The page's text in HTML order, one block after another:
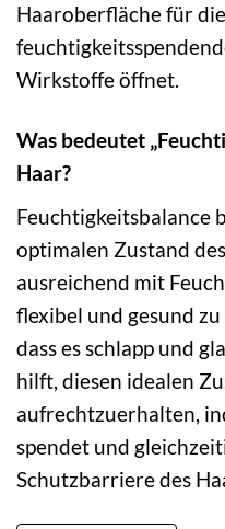
Haaroberfläche für
Wirkstoffe öffnet.
Was bedeutet
Haar?
Feuchtigkeitsbalance
optimalen Zustand
ausreichend mit
flexibel und gesund
dass es schlapp und
hilft, diesen idealen
aufrechtzuerhalten,
spendet und
Schutzbarriere des